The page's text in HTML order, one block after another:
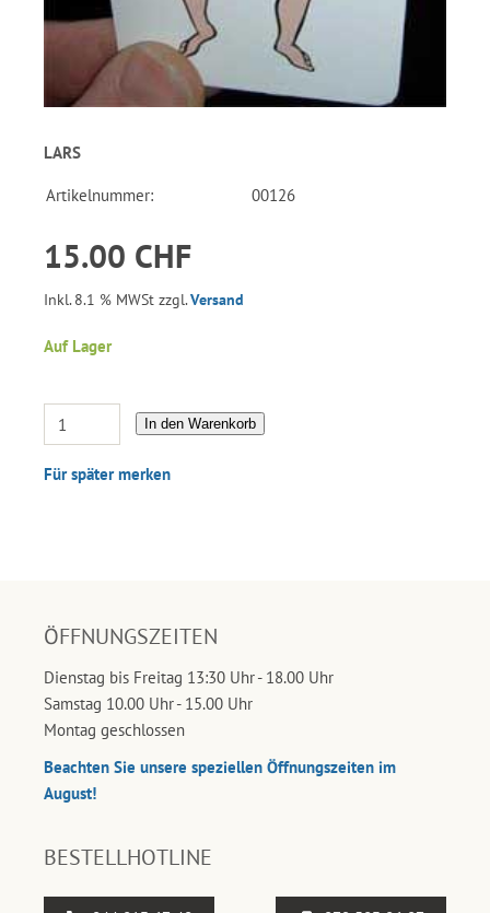
LARS
Artikelnummer: 00126
15.00 CHF
Inkl. 8.1 % MWSt zzgl.Versand
Auf Lager
In den Warenkorb
Für später merken
ÖFFNUNGSZEITEN
Dienstag bis Freitag 13:30 Uhr - 18.00 Uhr
Samstag 10.00 Uhr - 15.00 Uhr
Montag geschlossen
Beachten Sie unsere speziellen Öffnungszeiten im
August!
BESTELLHOTLINE